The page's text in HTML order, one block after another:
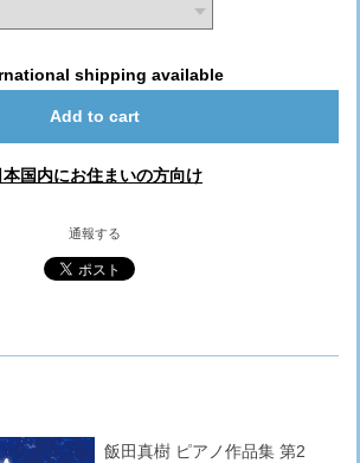
shipping available
Add to cart
本国内にお住まいの方向け
通報する
飯田真樹 ピアノ作品集 第2